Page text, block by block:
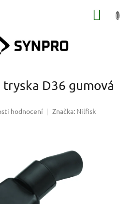
D36 gumová
hodnocení Značka: Nilfisk